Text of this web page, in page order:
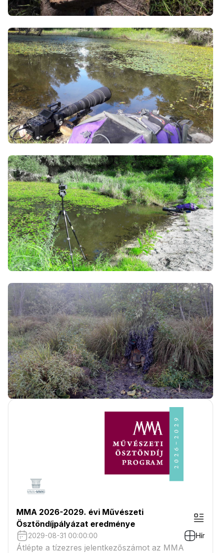
MMA 2026-2029. évi Művészeti
Ösztöndíjpályázat eredménye
2029-08-31 00:00:00 Hír
Átlépte a tízezres jelentkezőszámot az MMA